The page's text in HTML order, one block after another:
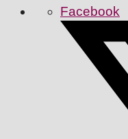
Facebook